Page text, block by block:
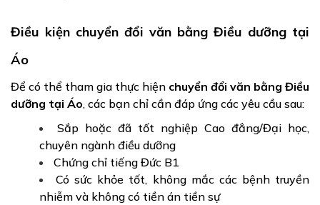
Điều kiện chuyển đổi văn bằng Điều dưỡng tại
Áo
Để có thể tham gia thực hiện chuyển đổi văn bằng Điều
dưỡng tại Áo, các bạn chỉ cần đáp ứng các yêu cầu sau:
Sắp hoặc đã tốt nghiệp Cao đẳng/Đại học,
chuyên ngành điều dưỡng
Chứng chỉ tiếng Đức B1
Có sức khỏe tốt, không mắc các bệnh truyền
nhiễm và không có tiền án tiền sự